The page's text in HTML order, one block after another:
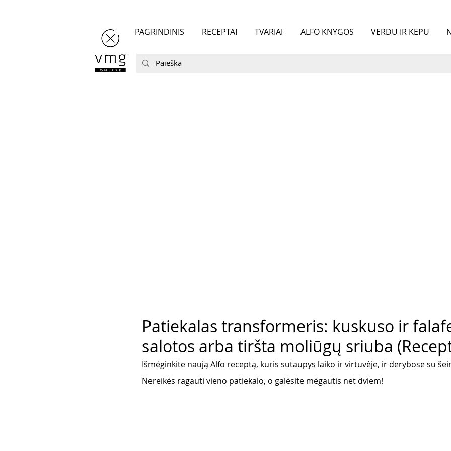
PAGRINDINIS RECEPTAI TVARIAI ALFO KNYGOS VERDU IR KEPU
Patiekalas transformeris: kuskuso ir
salotos arba tiršta moliūgų sriuba
Išmėginkite naują Alfo receptą, kuris sutaupys laiko ir virtuvėje, ir derybose su
Nereikės ragauti vieno patiekalo, o galėsite mėgautis net dviem!